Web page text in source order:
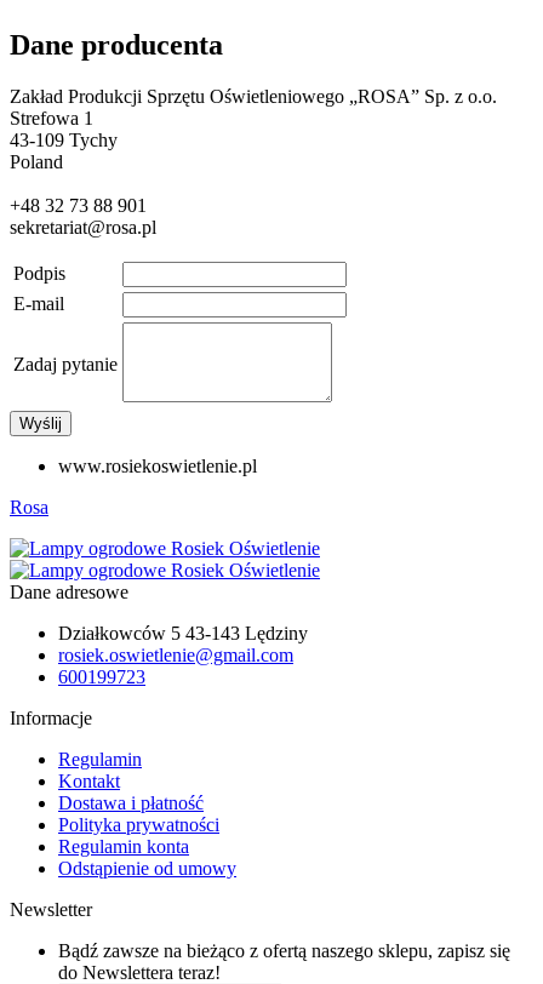
Dane producenta
Zakład Produkcji Sprzętu Oświetleniowego „ROSA” Sp. z o.o.
Strefowa 1
43-109 Tychy
Poland
+48 32 73 88 901
sekretariat@rosa.pl
Podpis
E-mail
Zadaj pytanie
Wyślij
www.rosiekoswietlenie.pl
Rosa
Dane adresowe
Działkowców 5 43-143 Lędziny
rosiek.oswietlenie@gmail.com
600199723
Informacje
Regulamin
Kontakt
Dostawa i płatność
Polityka prywatności
Regulamin konta
Odstąpienie od umowy
Newsletter
Bądź zawsze na bieżąco z ofertą naszego sklepu, zapisz się
do Newslettera teraz!